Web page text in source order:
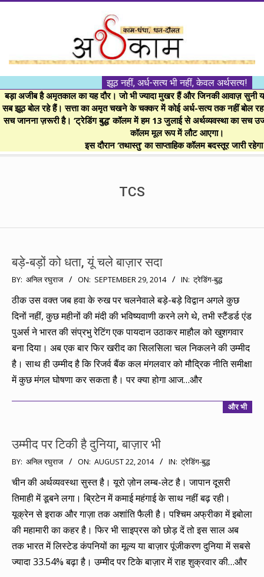
।।
अर्थकाम।।
BE
FINANCIALLY
झूठ नहीं, अर्ध-सत्य भी नहीं, केवल अर्थसत्य!
बड़ा अजीब है अमृतकाल का यह दौर। जो भी ज्यादा मुखर हैं और जिनकी आवाज़ सुनी
सब झूठ बोल रहे हैं। सत्ता का अमृत चखने के चक्कर में कोई अर्ध-सत्य तक नहीं बोल
सच जानना ज़रूरी है। ‘ट्रेडिंग बुद्ध’ कॉलम में हम 13 जुलाई से अर्थव्यवस्था का सच
कॉलम मूल रूप में लौट आएगा।
इस दौरान ‘तथास्तु’ का साप्ताहिक कॉलम बदस्तूर जारी
TCS
बड़े-बड़ों को धता, यूं चले बाज़ार सदा
2014-
09-
29
BY: अनिल रघुराज ON: SEPTEMBER 29, 2014 IN: ट्रेडिंग-बुद्ध
ठीक उस वक्त जब हवा के रुख पर चलनेवाले बड़े-बड़े विद्वान अगले कुछ
दिनों नहीं, कुछ महीनों की मंदी की भविष्यवाणी करने लगे थे, तभी स्टैंडर्ड एंड
पुअर्स ने भारत की संप्रभु रेटिंग एक पायदान उठाकर माहौल को खुशगवार
बना दिया। अब एक बार फिर खरीद का सिलसिला चल निकलने की उम्मीद
है। साथ ही उम्मीद है कि रिजर्व बैंक कल मंगलवार को मौद्रिक नीति समीक्षा
में कुछ मंगल घोषणा कर सकता है। पर क्या होगा आज…और
और भी
उम्मीद पर टिकी है दुनिया, बाज़ार भी
2014-
08-
22
BY: अनिल रघुराज ON: AUGUST 22, 2014 IN: ट्रेडिंग-बुद्ध
चीन की अर्थव्यवस्था सुस्त है। यूरो ज़ोन लम्ब-लेट है। जापान दूसरी
तिमाही में डूबने लगा। ब्रिटेन में कमाई महंगाई के साथ नहीं बढ़ रही।
यूक्रेन से इराक और गाज़ा तक अशांति फैली है। पश्चिम अफ्रीका में इबोला
की महामारी का कहर है। फिर भी साइप्रस को छोड़ दें तो इस साल अब
तक भारत में लिस्टेड कंपनियों का मूल्य या बाज़ार पूंजीकरण दुनिया में सबसे
ज्यादा 33.54% बढ़ा है। उम्मीद पर टिके बाज़ार में राह शुक्रवार की…और